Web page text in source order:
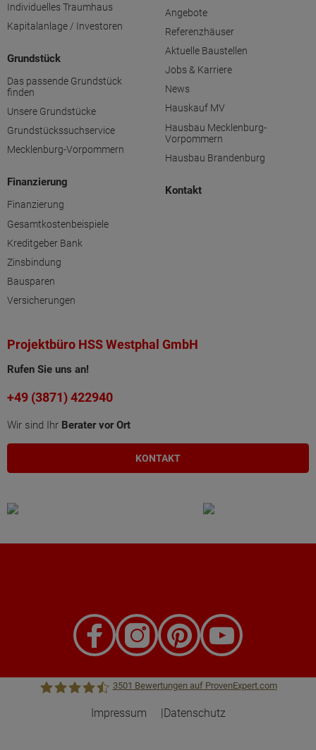
Individuelles Traumhaus
Kapitalanlage / Investoren
Grundstück
Das passende Grundstück
finden
Unsere Grundstücke
Grundstückssuchservice
Mecklenburg-Vorpommern
Finanzierung
Finanzierung
Gesamtkostenbeispiele
Kreditgeber Bank
Zinsbindung
Bausparen
Versicherungen
Angebote
Referenzhäuser
Aktuelle Baustellen
Jobs & Karriere
News
Hauskauf MV
Hausbau Mecklenburg-
Vorpommern
Hausbau Brandenburg
Kontakt
Projektbüro HSS Westphal GmbH
Rufen Sie uns an!
+49 (3871) 422940
Wir sind Ihr Berater vor Ort
KONTAKT
3501 Bewertungen auf ProvenExpert.com
Impressum Datenschutz